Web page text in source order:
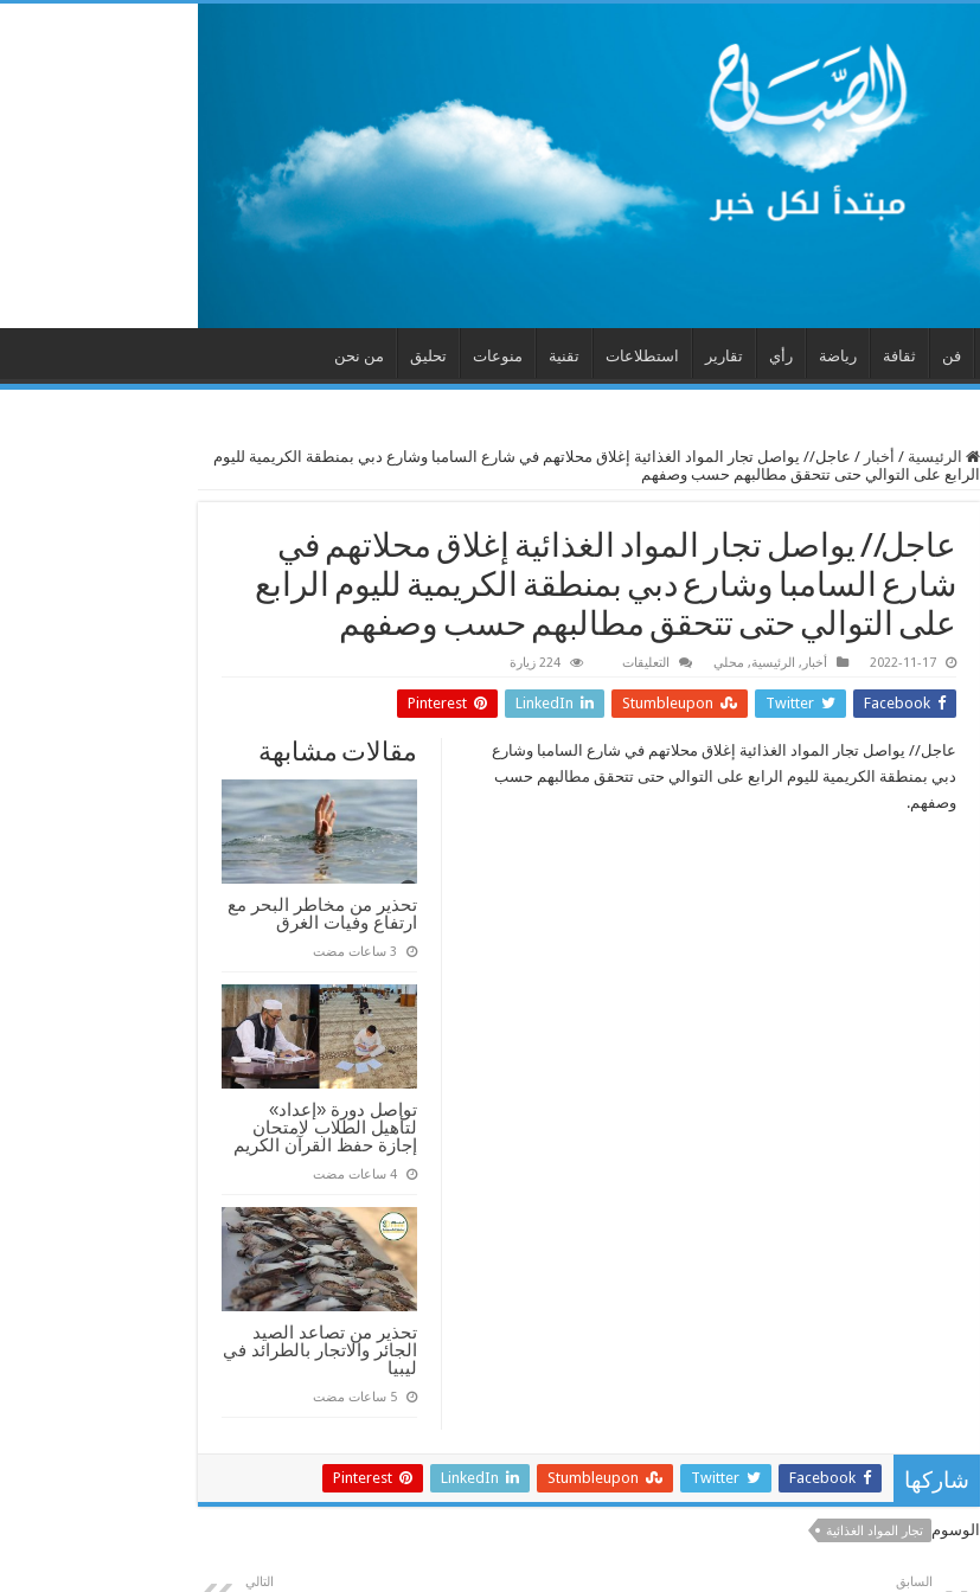
فن ثقافة رياضة رأي تقارير استطلاعات تقنية منوعات تحليق من نحن
الرئيسية / أخبار / عاجل// يواصل تجار المواد الغذائية إغلاق محلاتهم في شارع السامبا وشارع دبي بمنطقة الكريمية لليوم
الرابع على التوالي حتى تتحقق مطالبهم حسب وصفهم
عاجل// يواصل تجار المواد الغذائية إغلاق محلاتهم في
شارع السامبا وشارع دبي بمنطقة الكريمية لليوم الرابع
على التوالي حتى تتحقق مطالبهم حسب وصفهم
2022-11-17 أخبار , الرئيسية, محلي التعليقات
يواصل
إغلاق
في
224 زيارة
Facebook
Twitter
Stumbleupon
LinkedIn
Pinterest
مقالات مشابهة
تحذير من مخاطر البحر مع
ارتفاع وفيات الغرق
تواصل دورة «إعداد»
لتأهيل الطلاب لامتحان
إجازة حفظ القرآن الكريم
تحذير من تصاعد الصيد
الجائر والاتجار بالطرائد في
ليبيا
عاجل// يواصل تجار المواد الغذائية إغلاق محلاتهم في شارع السامبا وشارع
دبي بمنطقة الكريمية لليوم الرابع على التوالي حتى تتحقق مطالبهم حسب
وصفهم.
شاركها Facebook
Twitter
Stumbleupon
LinkedIn
Pinterest
الوسوم تجار المواد الغذائية
السابق التالي